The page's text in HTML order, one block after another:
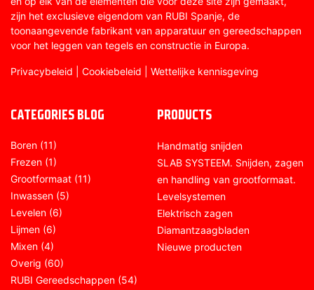
zijn het exclusieve eigendom van RUBI Spanje, de
toonaangevende fabrikant van apparatuur en gereedschappen
voor het leggen van tegels en constructie in Europa.
Privacybeleid Cookiebeleid Wettelijke kennisgeving
CATEGORIES BLOG
Boren (11)
Frezen (1)
Grootformaat (11)
Inwassen (5)
Levelen (6)
Lijmen (6)
Mixen (4)
Overig (60)
RUBI Gereedschappen (54)
PRODUCTS
Handmatig snijden
SLAB SYSTEEM. Snijden, zagen
en handling van grootformaat.
Levelsystemen
Elektrisch zagen
Diamantzaagbladen
Nieuwe producten